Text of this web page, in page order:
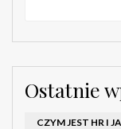
Ostatnie
CZYM JEST HR I